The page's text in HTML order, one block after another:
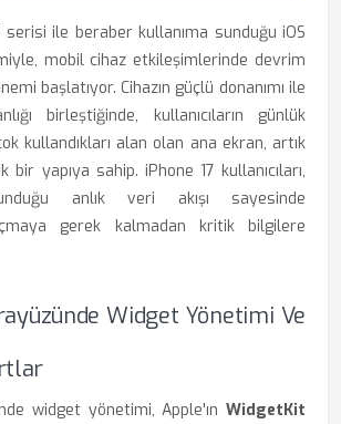
serisi ile beraber kullanıma sunduğu iOS
mobil cihaz etkileşimlerinde devrim
başlatıyor. Cihazın güçlü donanımı ile
birleştiğinde, kullanıcıların günlük
kullandıkları alan olan ana ekran, artık
bir yapıya sahip. iPhone 17 kullanıcıları,
anlık veri akışı sayesinde
gerek kalmadan kritik bilgilere
Widget Yönetimi Ve
widget yönetimi, Apple'ın WidgetKit